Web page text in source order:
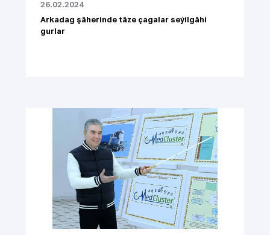
26.02.2024
Arkadag şäherinde täze çagalar seýilgähi
gurlar